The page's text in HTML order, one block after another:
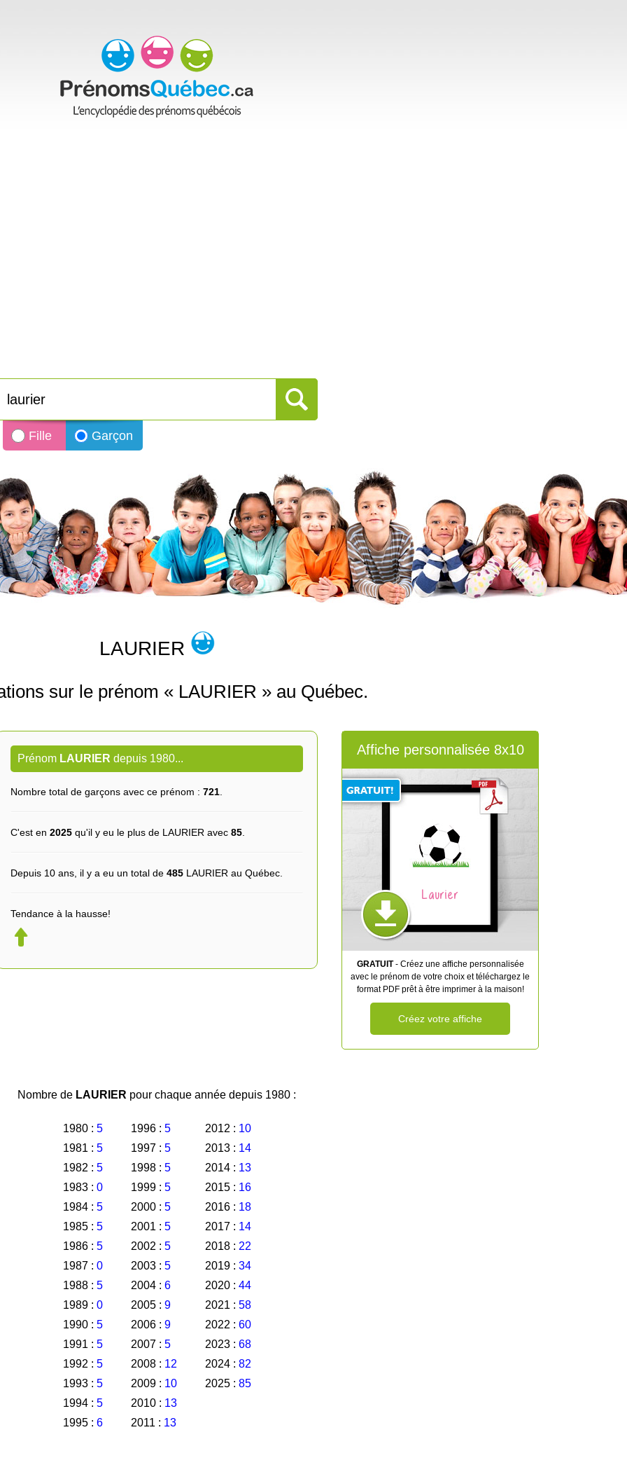
Fille Garçon
LAURIER
sur le prénom « LAURIER » au Québec.
Prénom LAURIER depuis 1980...
Nombre total de garçons avec ce prénom : 721
C'est en 2025 qu'il y eu le plus de LAURIER avec 85
Depuis 10 ans, il y a eu un total de 485 LAURIER au Québec.
Tendance à la hausse!
Affiche personnalisée 8x10
Laurier
GRATUIT- Créez une affiche personnalisée
avec le prénom de votre choix et téléchargez le
format PDF prêt à être imprimer à la maison!
Créez votre affiche
Nombre de LAURIER pour chaque année depuis 1980 :
1980 : 5
1981 : 5
1982 : 5
1983 : 0
1984 : 5
1985 : 5
1986 : 5
1987 : 0
1988 : 5
1989 : 0
1990 : 5
1991 : 5
1992 : 5
1993 : 5
1994 : 5
1995 : 6
1996 : 5
1997 : 5
1998 : 5
1999 : 5
2000 : 5
2001 : 5
2002 : 5
2003 : 5
2004 : 6
2005 : 9
2006 : 9
2007 : 5
2008 : 12
2009 : 10
2010 : 13
2011 : 13
2012 : 10
2013 : 14
2014 : 13
2015 : 16
2016 : 18
2017 : 14
2018 : 22
2019 : 34
2020 : 44
2021 : 58
2022 : 60
2023 : 68
2024 : 82
2025 : 85